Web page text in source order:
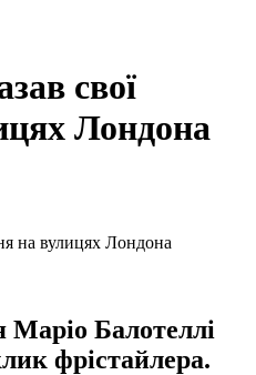
свої
Лондона
Балотеллі
фрістайлера.